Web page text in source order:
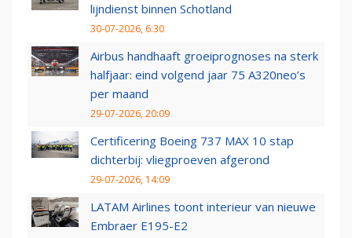
lijndienst binnen Schotland
30-07-2026, 6:30
Airbus handhaaft groeiprognoses na sterk
halfjaar: eind volgend jaar 75 A320neo’s
per maand
29-07-2026, 20:09
Certificering Boeing 737 MAX 10 stap
dichterbij: vliegproeven afgerond
29-07-2026, 14:09
LATAM Airlines toont interieur van nieuwe
Embraer E195-E2